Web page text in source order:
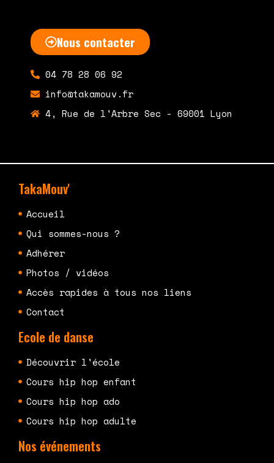
Nous contacter
04 78 28 06 92
info@takamouv.fr
4, Rue de l'Arbre Sec - 69001 Lyon
TakaMouv'
Accueil
Qui sommes-nous ?
Adhérer
Photos / vidéos
Accès rapides à tous nos liens
Contact
Ecole de danse
Découvrir l'école
Cours hip hop enfant
Cours hip hop ado
Cours hip hop adulte
Nos événements